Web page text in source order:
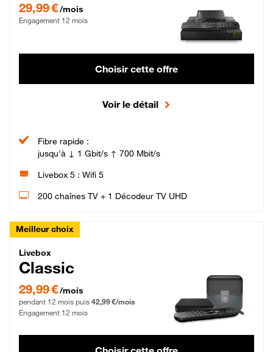
29,99 €/mois
Engagement 12 mois
Choisir cette offre
Voir le détail
Fibre rapide :
jusqu'à ↓ 1 Gbit/s ↑ 700 Mbit/s
Livebox 5 : Wifi 5
200 chaînes TV + 1 Décodeur TV UHD
Meilleur choix
Livebox Classic Fibre
Livebox
Classic
29,99 € par mois pendant 12 mois puis 42,99 € par mois, Engagement 12 mois
29,99 €/mois
pendant 12 mois puis 42,99 €/mois
Engagement 12 mois